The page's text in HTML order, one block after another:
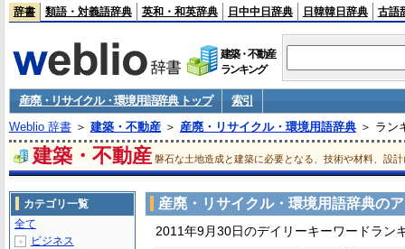
辞書 類語・対義語辞典 英和・和英辞典 日中中日辞典 日韓韓日辞典 古語
建築・不動産
ランキング
産廃・リサイクル・環境用語辞典 トップ
索引
Weblio 辞書＞ 建築・不動産＞ 産廃・リサイクル・環境用語辞典＞ ラン
建築・不動産 磐石な土地造成と建築に必要となる、技術や材料、設
産廃・リサイクル・環境用語辞典の
2011年9月30日のデイリーキーワードラン
カテゴリ一覧
全て
＋ ビジネス